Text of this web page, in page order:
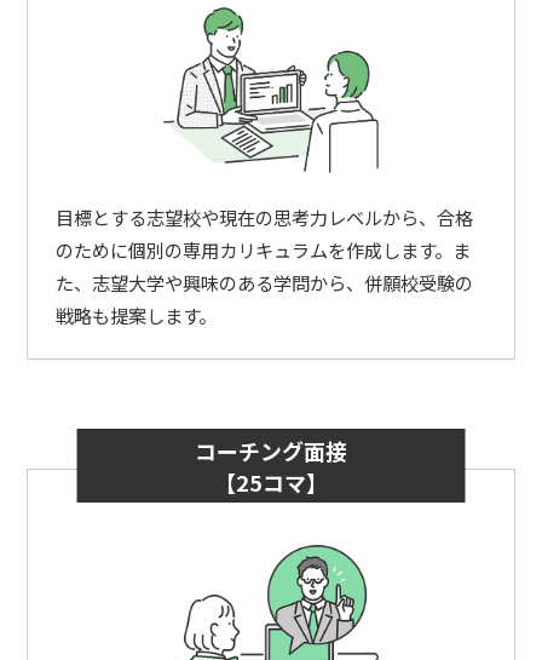
目標とする志望校や現在の思考力レベルから、合格
のために個別の専用カリキュラムを作成します。ま
た、志望大学や興味のある学問から、併願校受験の
戦略も提案します。
コーチング面接
【25コマ】